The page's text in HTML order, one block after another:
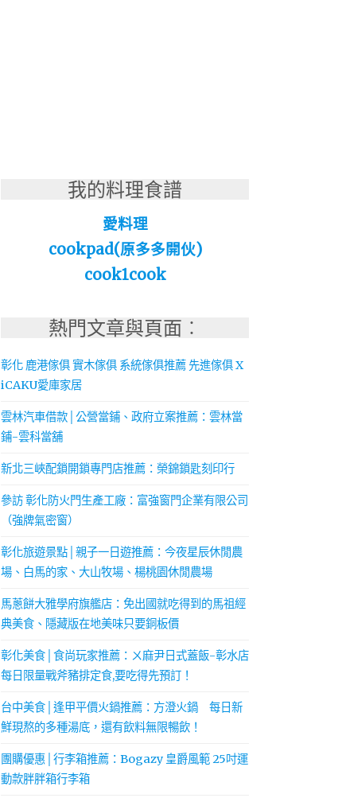
我的料理食譜
愛料理
cookpad(原多多開伙)
cook1cook
熱門文章與頁面︰
彰化 鹿港傢俱 實木傢俱 系統傢俱推薦 先進傢俱 X
iCAKU愛庫家居
雲林汽車借款│公營當鋪、政府立案推薦：雲林當
鋪-雲科當舖
新北三峽配鎖開鎖專門店推薦：榮錦鎖匙刻印行
參訪 彰化防火門生產工廠：富強窗門企業有限公司
（強牌氣密窗）
彰化旅遊景點│親子一日遊推薦：今夜星辰休閒農
場、白馬的家、大山牧場、楊桃園休閒農場
馬蔥餅大雅學府旗艦店：免出國就吃得到的馬祖經
典美食、隱藏版在地美味只要銅板價
彰化美食│食尚玩家推薦：ㄨ麻尹日式蓋飯-彰水店
每日限量戰斧豬排定食,要吃得先預訂！
台中美食│逢甲平價火鍋推薦：方澄火鍋 每日新
鮮現熬的多種湯底，還有飲料無限暢飲！
團購優惠│行李箱推薦：Bogazy 皇爵風範 25吋運
動款胖胖箱行李箱